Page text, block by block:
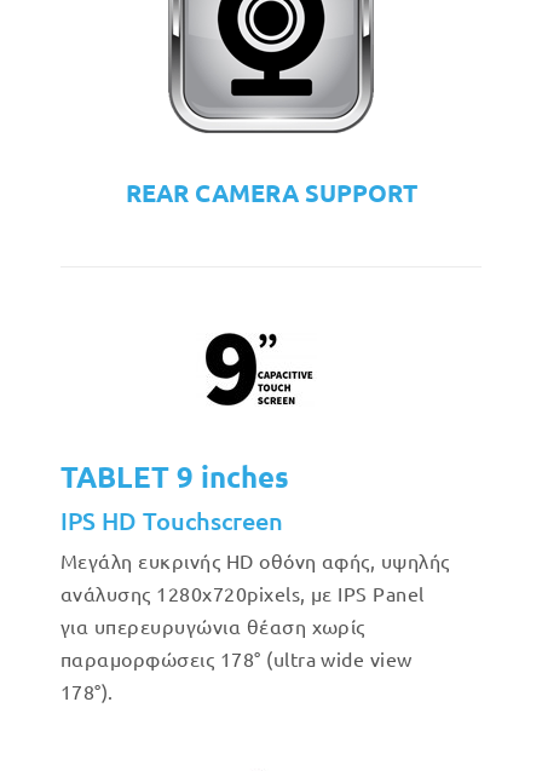
REAR CAMERA SUPPORT
TABLET 9 inches
IPS HD Touchscreen
Μεγάλη ευκρινής HD οθόνη αφής, υψηλής
ανάλυσης 1280x720pixels, με IPS Panel
για υπερευρυγώνια θέαση χωρίς
παραμορφώσεις 178° (ultra wide view
178°).